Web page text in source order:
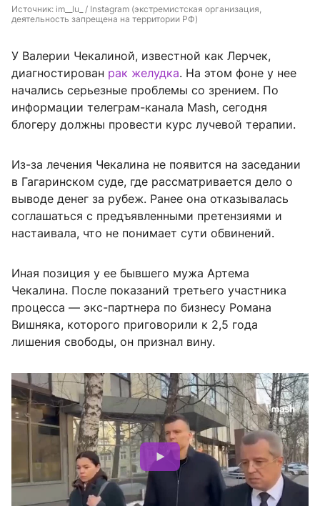
Источник: im__lu_ / Instagram (экстремистская организация,
деятельность запрещена на территории РФ)
У Валерии Чекалиной, известной как Лерчек,
диагностирован рак желудка. На этом фоне у нее
начались серьезные проблемы со зрением. По
информации телеграм-канала Mash, сегодня
блогеру должны провести курс лучевой терапии.
Из-за лечения Чекалина не появится на заседании
в Гагаринском суде, где рассматривается дело о
выводе денег за рубеж. Ранее она отказывалась
соглашаться с предъявленными претензиями и
настаивала, что не понимает сути обвинений.
Иная позиция у ее бывшего мужа Артема
Чекалина. После показаний третьего участника
процесса — экс-партнера по бизнесу Романа
Вишняка, которого приговорили к 2,5 года
лишения свободы, он признал вину.